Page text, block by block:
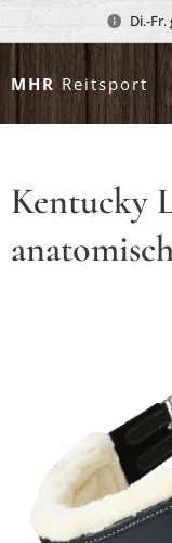
Di.-
MHR Reitsport
Kentucky